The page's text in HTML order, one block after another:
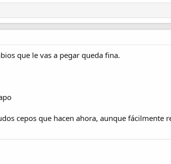
que le vas a pegar queda fina.
cepos que hacen ahora, aunque fácilmente